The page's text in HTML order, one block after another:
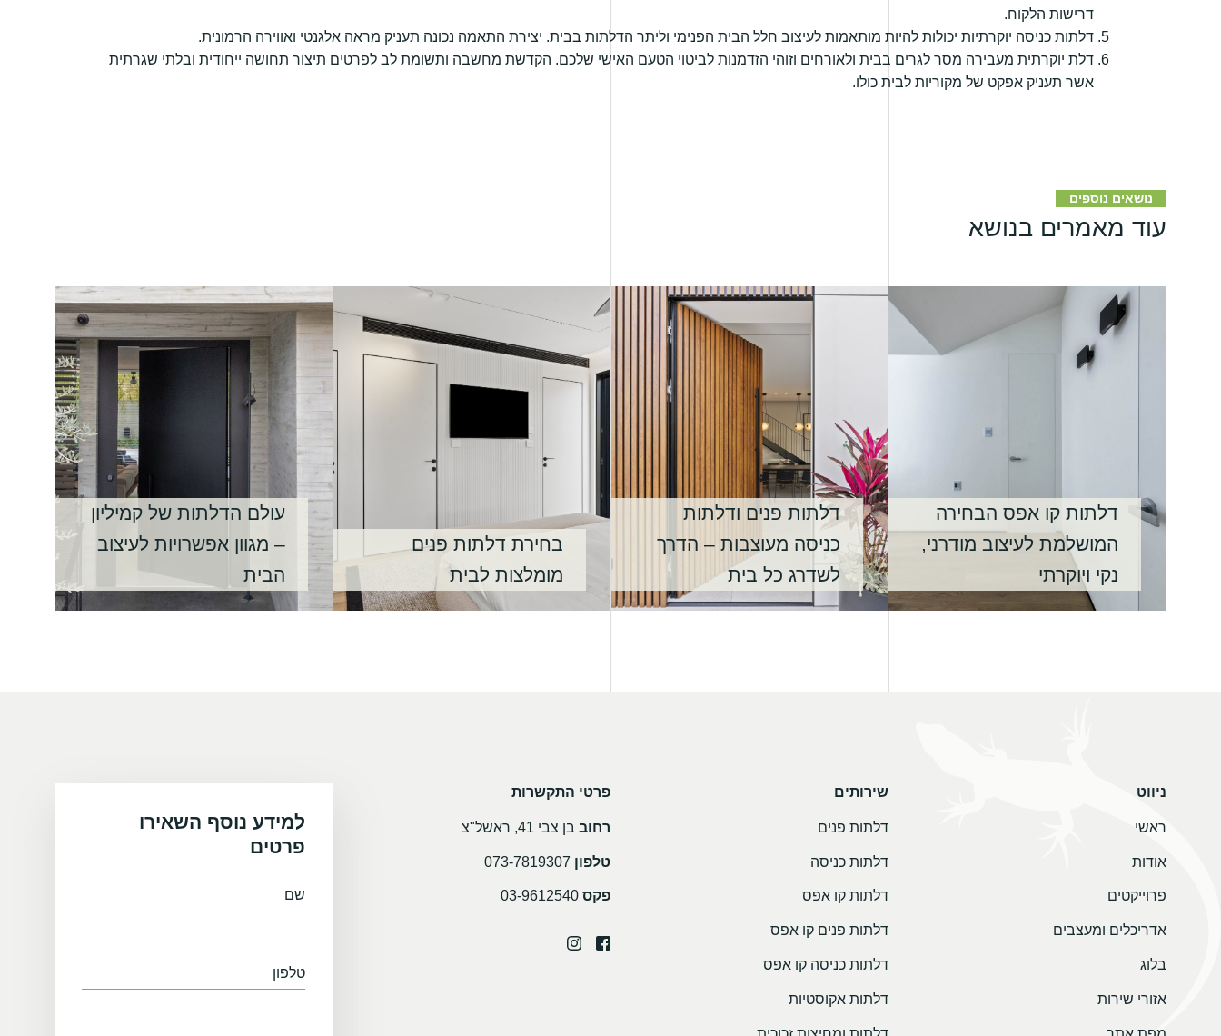
דרישות הלקוח.
דלתות כניסה יוקרתיות יכולות להיות מותאמות לעיצוב חלל הבית הפנימי וליתר הדלתות בבית. יצירת התאמה נכונה תעניק מראה אלגנטי ואווירה הרמונית.
דלת יוקרתית מעבירה מסר לגרים בבית ולאורחים וזוהי הזדמנות לביטוי הטעם האישי שלכם. הקדשת מחשבה ותשומת לב לפרטים תיצור תחושה ייחודית ובלתי שגרתית
אשר תעניק אפקט של מקוריות לבית כולו.
נושאים נוספים
עוד מאמרים בנושא
דלתות קו אפס הבחירה
המושלמת לעיצוב מודרני,
נקי ויוקרתי
דלתות פנים ודלתות
כניסה מעוצבות – הדרך
לשדרג כל בית
בחירת דלתות פנים
מומלצות לבית
עולם הדלתות של קמיליון
– מגוון אפשרויות לעיצוב
הבית
ניווט
ראשי
אודות
פרוייקטים
אדריכלים ומעצבים
בלוג
אזורי שירות
שירותים
דלתות פנים
דלתות כניסה
דלתות קו אפס
דלתות פנים קו אפס
דלתות כניסה קו אפס
דלתות אקוסטיות
פרטי התקשרות
רחוב בן צבי 41, ראשל"צ
טלפון 073-7819307
פקס 03-9612540
למידע נוסף השאירו
פרטים